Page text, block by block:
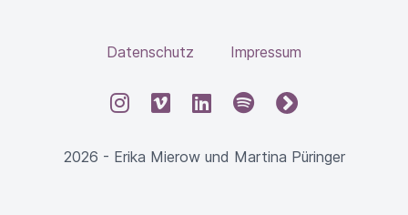
Datenschutz Impressum
InstagramVimeo LinkedInSpotifyfyyd
2026 - Erika Mierow und Martina Püringer